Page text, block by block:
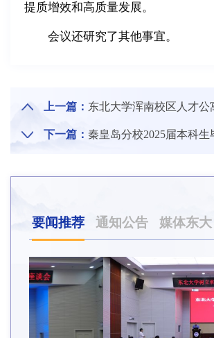
提质增效和高质量发展。
会议还研究了其他事宜。
上一篇： 东北大学浑南校区人才公寓正式启用，喜迎
下一篇： 秦皇岛分校2025届本科生毕业典礼
要闻推荐 通知公告 媒体东大